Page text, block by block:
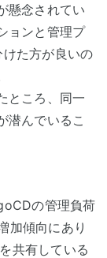
懸念されてい
ョンと管理プ
た方が良いの
ところ、同一
潜んでいるこ
の管理負荷
加傾向にあり
共有している